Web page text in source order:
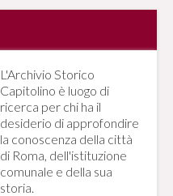
L'Archivio Storico
Capitolino è luogo di
ricerca per chi ha il
desiderio di approfondire
la conoscenza della città
di Roma, dell'istituzione
comunale e della sua
storia.